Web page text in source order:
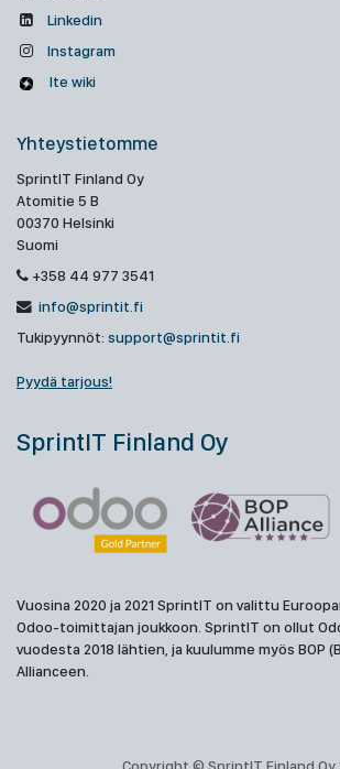
Linkedin
Instagram
Ite wiki
Yhteystietomme
SprintIT Finland Oy
Atomitie 5 B
00370 Helsinki
Suomi
+358 44 977 3541
info@sprintit.fi
Tukipyynnöt: support@sprintit.fi
Pyydä tarjous!
SprintIT Finland Oy
Vuosina 2020 ja 2021 SprintIT on valittu
Odoo-toimittajan joukkoon. SprintIT on ollut
vuodesta 2018 lähtien, ja kuulumme myös BOP
Allianceen.
Copyright © SprintIT Finland Oy